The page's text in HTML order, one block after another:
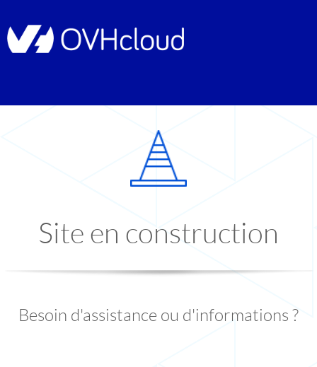
Site en construction
Besoin d'assistance ou d'informations ?